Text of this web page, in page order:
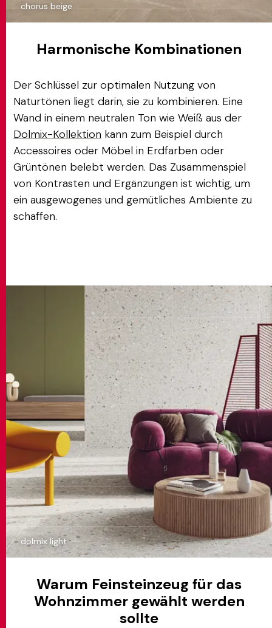
chorus beige
dolmix light
Harmonische Kombinationen
Der Schlüssel zur optimalen Nutzung von
Naturtönen liegt darin, sie zu kombinieren. Eine
Wand in einem neutralen Ton wie Weiß aus der
Dolmix-Kollektion kann zum Beispiel durch
Accessoires oder Möbel in Erdfarben oder
Grüntönen belebt werden. Das Zusammenspiel
von Kontrasten und Ergänzungen ist wichtig, um
ein ausgewogenes und gemütliches Ambiente zu
schaffen.
Warum Feinsteinzeug für das
Wohnzimmer gewählt werden
sollte